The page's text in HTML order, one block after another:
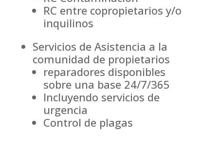
RC entre copropietarios y/o
inquilinos
Servicios de Asistencia a la
comunidad de propietarios
reparadores disponibles
sobre una base 24/7/365
Incluyendo servicios de
urgencia
Control de plagas